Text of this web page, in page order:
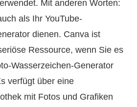
Mit anderen Worten:
als Ihr YouTube-
dienen. Canva ist
Ressource, wenn Sie es
Wasserzeichen-Generator
verfügt über eine
mit Fotos und Grafiken